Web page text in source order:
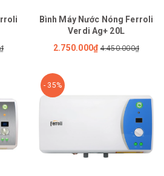
Bình Máy Nước Nóng Ferroli
Verdi Ag+ 20L
2.750.000₫ 4.450.000₫
- 35%